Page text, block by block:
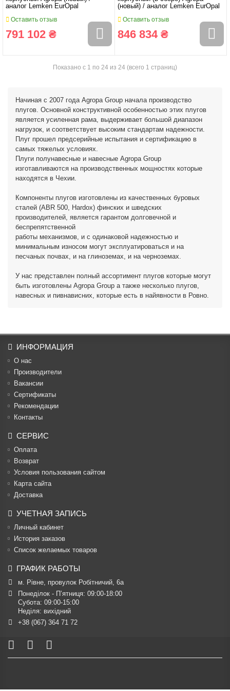
аналог Lemken EurOpal
Оставить отзыв
791 102 ₴
(новый) / аналог Lemken EurOpal
Оставить отзыв
846 834 ₴
Показано с 1 по 24 из 24 (всего 1 страниц)
Начиная с 2007 года Agropa Group начала производство
плугов. Основной конструктивной особенностью этих плугов
является усиленная рама, выдерживает большой диапазон
нагрузок, и соответствует высоким стандартам надежности.
Плуг прошел предсерийные испытания и сертификацию в
самых тяжелых условиях.
Плуги полунавесные и навесные Agropa Group
изготавливаются на производственных мощностях которые
находятся в Чехии.
Компоненты плугов изготовлены из качественных буровых
сталей (ABR 500, Hardox) финских и шведских
производителей, является гарантом долговечной и
беспрепятственной
работы механизмов, и с одинаковой надежностью и
минимальным износом могут эксплуатироваться и на
песчаных почвах, и на глиноземах, и на черноземах.
У нас представлен полный ассортимент плугов которые могут
быть изготовлены Agropa Group а также несколько плугов,
навесных и пивнависних, которые есть в найявности в Ровно.
ИНФОРМАЦИЯ
О нас
Производители
Вакансии
Cертификаты
Рекомендации
Контакты
СЕРВИС
Оплата
Возврат
Условия пользования сайтом
Карта сайта
Доставка
УЧЕТНАЯ ЗАПИСЬ
Личный кабинет
История заказов
Список желаемых товаров
ГРАФИК РАБОТЫ
м. Рівне, провулок Робітничий, 6а
Понеділок - П’ятниця: 09:00-18:00
Субота: 09:00-15:00
Неділя: вихідний
+38 (067) 364 71 72